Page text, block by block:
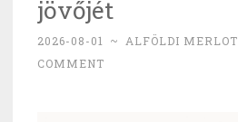
jövőjét
2026-08-01 ~ ALFÖLDI MERLOT
COMMENT